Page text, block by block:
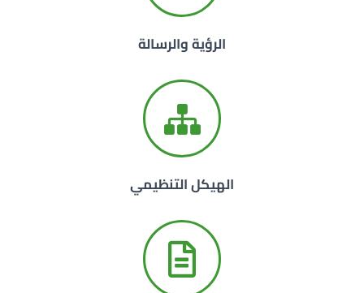
الرؤية والرسالة
الهيكل التنظيمي